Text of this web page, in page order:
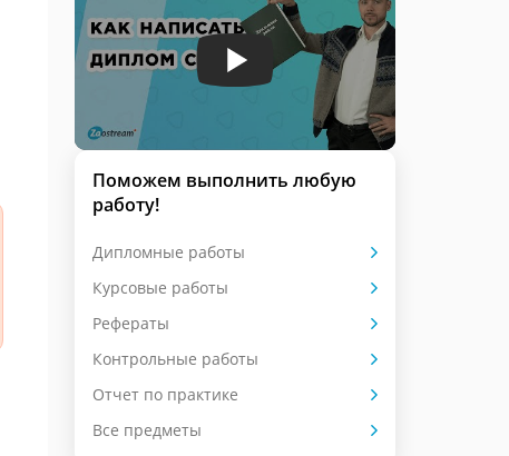
Поможем выполнить любую
работу!
Дипломные работы
Курсовые работы
Рефераты
Контрольные работы
Отчет по практике
Все предметы